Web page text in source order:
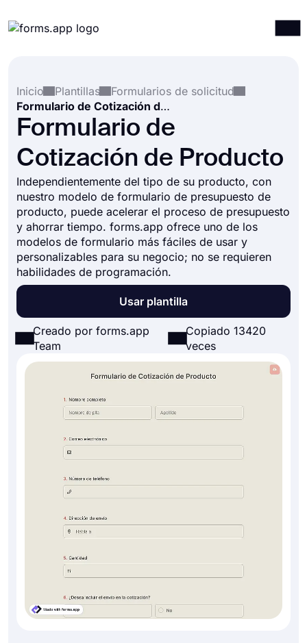
Integraciones
Plantillas
Recursos
Inicio
Plantillas
Formularios de solicitud
Formulario de Cotización de Producto
Formulario de
Cotización de Producto
Independientemente del tipo de su producto, con
nuestro modelo de formulario de presupuesto de
producto, puede acelerar el proceso de presupuesto
y ahorrar tiempo. forms.app ofrece uno de los
modelos de formulario más fáciles de usar y
personalizables para su negocio; no se requieren
habilidades de programación.
Usar plantilla
Creado por forms.app
Team
Copiado 13420
veces